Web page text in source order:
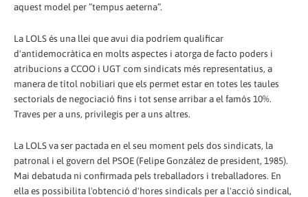
aquest model per ”tempus aeterna”.
La LOLS és una llei que avui dia podríem qualificar
d'antidemocràtica en molts aspectes i atorga de facto poders i
atribucions a CCOO i UGT com sindicats més representatius, a
manera de títol nobiliari que els permet estar en totes les taules
sectorials de negociació fins i tot sense arribar a el famós 10%.
Traves per a uns, privilegis per a uns altres.
La LOLS va ser pactada en el seu moment pels dos sindicats, la
patronal i el govern del PSOE (Felipe González de president, 1985).
Mai debatuda ni confirmada pels treballadors i treballadores. En
ella es possibilita l'obtenció d'hores sindicals per a l'acció sindical,